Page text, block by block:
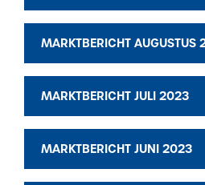
MARKTBERICHT AUGUSTUS
MARKTBERICHT JULI 2023
MARKTBERICHT JUNI 2023